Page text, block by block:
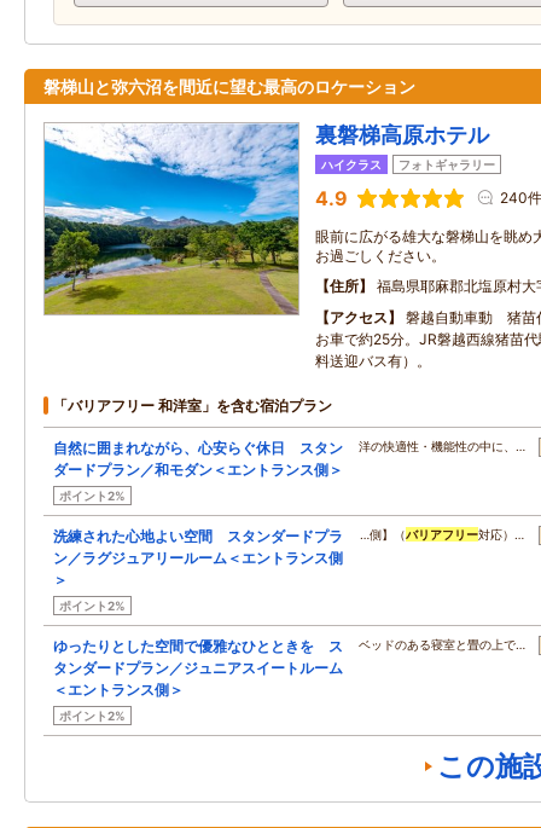
磐梯山と弥六沼を間近に望む最高のロケーション
裏磐梯高原ホテル
ハイクラス フォトギャラリー
4.9 240件
眼前に広がる雄大な磐梯山を眺め
お過ごしください。
住所
福島県耶麻郡北塩原村大
アクセス
磐越自動車動 猪苗
お車で約25分。JR磐越西線猪苗
料送迎バス有）。
「バリアフリー 和洋室」を含む宿泊プラン
自然に囲まれながら、心安らぐ休日 スタン
ダードプラン／和モダン＜エントランス側＞
ポイント2%
洋の快適性・機能性の中に、…
洗練された心地よい空間 スタンダードプラ
ン／ラグジュアリールーム＜エントランス側
＞
ポイント2%
…側】（バリアフリー対応）…
ゆったりとした空間で優雅なひとときを ス
タンダードプラン／ジュニアスイートルーム
＜エントランス側＞
ポイント2%
ベッドのある寝室と畳の上で…
この施